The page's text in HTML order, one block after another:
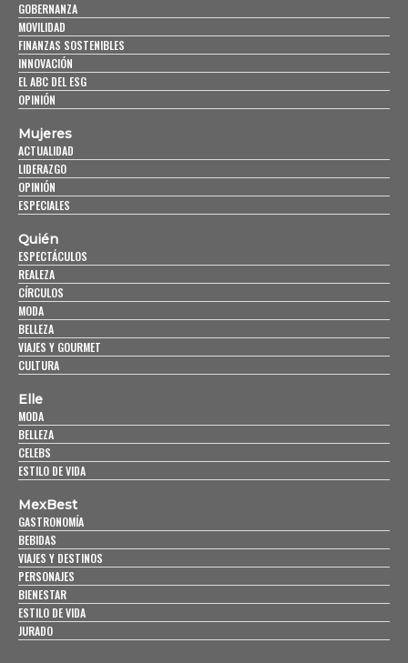
GOBERNANZA
MOVILIDAD
FINANZAS SOSTENIBLES
INNOVACIÓN
EL ABC DEL ESG
OPINIÓN
Mujeres
ACTUALIDAD
LIDERAZGO
OPINIÓN
ESPECIALES
Quién
ESPECTÁCULOS
REALEZA
CÍRCULOS
MODA
BELLEZA
VIAJES Y GOURMET
CULTURA
Elle
MODA
BELLEZA
CELEBS
ESTILO DE VIDA
MexBest
GASTRONOMÍA
BEBIDAS
VIAJES Y DESTINOS
PERSONAJES
BIENESTAR
ESTILO DE VIDA
JURADO